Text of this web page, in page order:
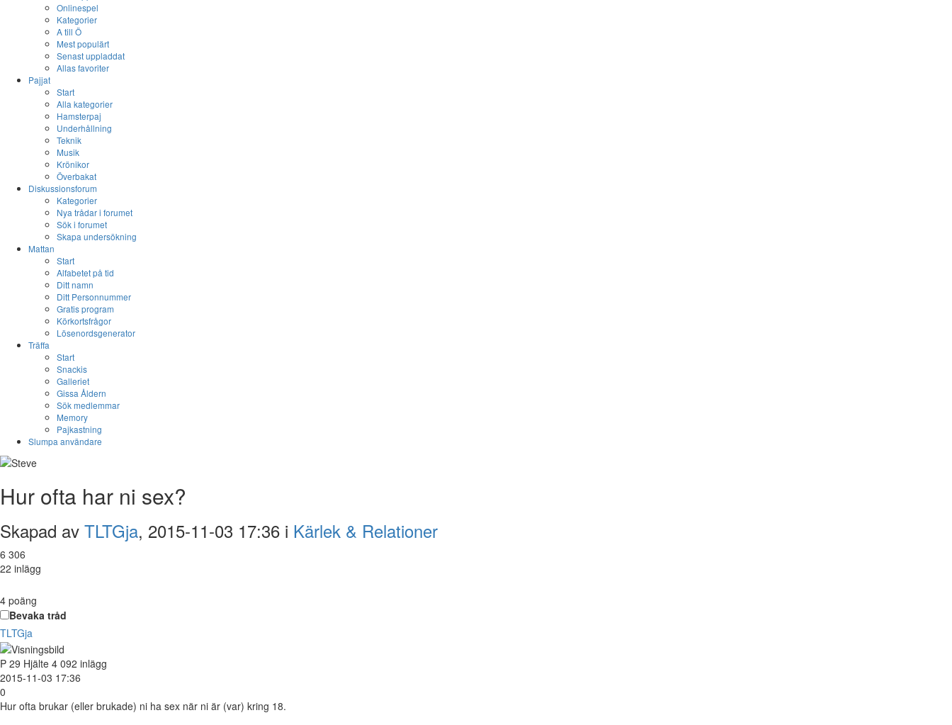
Onlinespel
Kategorier
A till Ö
Mest populärt
Senast uppladdat
Allas favoriter
Pajjat
Start
Alla kategorier
Hamsterpaj
Underhållning
Teknik
Musik
Krönikor
Överbakat
Diskussionsforum
Kategorier
Nya trådar i forumet
Sök i forumet
Skapa undersökning
Mattan
Start
Alfabetet på tid
Ditt namn
Ditt Personnummer
Gratis program
Körkortsfrågor
Lösenordsgenerator
Träffa
Start
Snackis
Galleriet
Gissa Åldern
Sök medlemmar
Memory
Pajkastning
Slumpa användare
Hur ofta har ni sex?
Skapad av TLTGja, 2015-11-03 17:36 i Kärlek & Relationer
6 306
22 inlägg
4 poäng
Bevaka tråd
TLTGja
P 29 Hjälte 4 092 inlägg
2015-11-03 17:36
0
Hur ofta brukar (eller brukade) ni ha sex när ni är (var) kring 18.